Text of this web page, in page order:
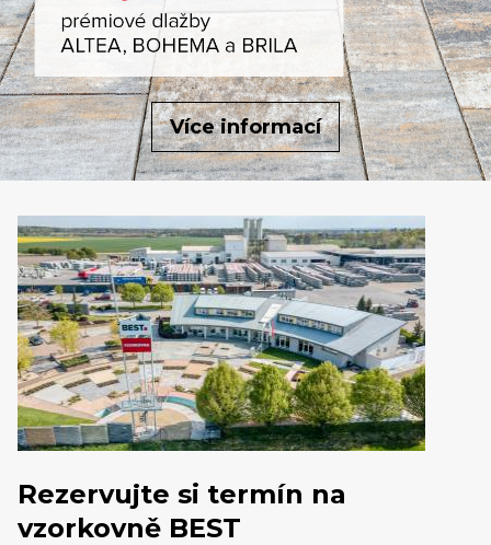
Více informací
Rezervujte si termín na
vzorkovně BEST